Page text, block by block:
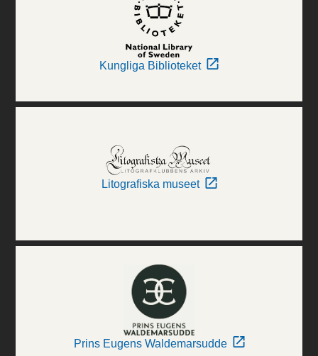
Kungliga Biblioteket
Litografiska museet
Prins Eugens Waldemarsudde